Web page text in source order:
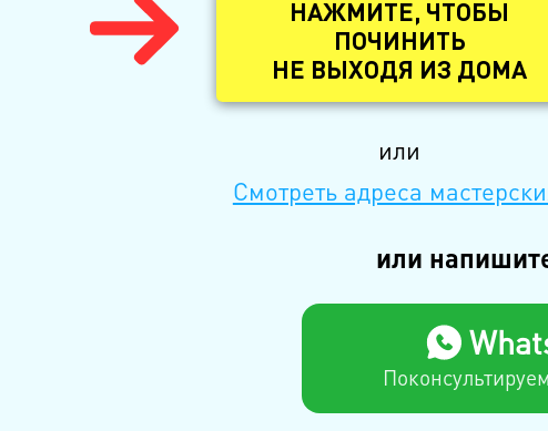
НАЖМИТЕ, ЧТОБЫ
ПОЧИНИТЬ
НЕ ВЫХОДЯ ИЗ ДОМА
или
Смотреть адреса
или